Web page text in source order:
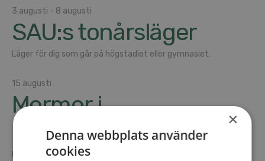
3 augusti - 8 augusti
SAU:s tonårs­läger
Läger för dig som går på högstadiet eller gymnasiet.
15 augusti
Mormor i
Herrestad
Upplevelsevandring för alla åldrar.
×
Denna webbplats använder
cookies